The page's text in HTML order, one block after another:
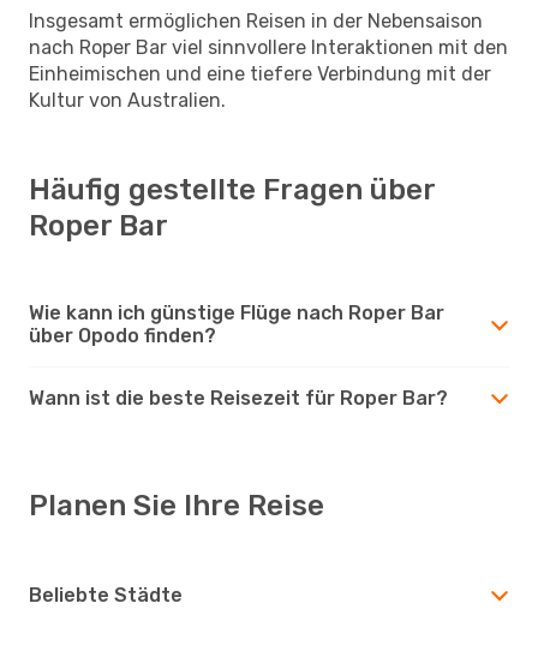
Insgesamt ermöglichen Reisen in der Nebensaison
nach Roper Bar viel sinnvollere Interaktionen mit den
Einheimischen und eine tiefere Verbindung mit der
Kultur von Australien.
Häufig gestellte Fragen über
Roper Bar
Wie kann ich günstige Flüge nach Roper Bar
über Opodo finden?
Wann ist die beste Reisezeit für Roper Bar?
Planen Sie Ihre Reise
Beliebte Städte